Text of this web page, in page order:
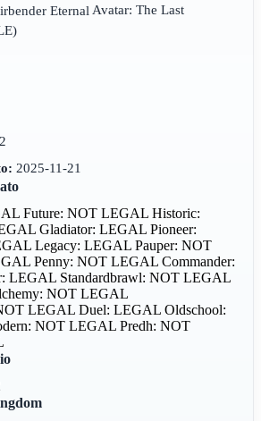
Avatar: The Last
2
2025-11-21
Future: NOT LEGALHistoric:
Gladiator: LEGALPioneer:
Legacy: LEGALPauper: NOT
Penny: NOT LEGALCommander:
LEGAL Standardbrawl: NOT LEGAL
NOT LEGAL
LEGALDuel: LEGALOldschool:
NOT LEGALPredh: NOT